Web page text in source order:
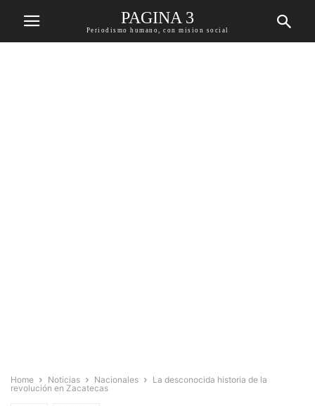
PAGINA 3
Periodismo humano, con mision social
Home Noticias Nacionales
La desconocida historia de la
revolución en Zacatecas